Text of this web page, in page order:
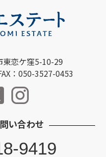
東恋ケ窪5-10-29
：050-3527-0453
い合わせ
9419